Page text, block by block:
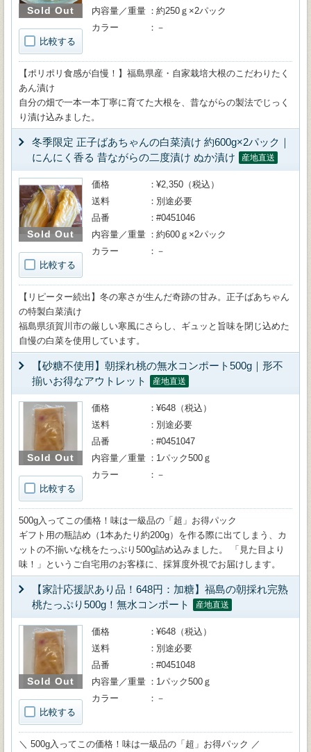
Sold Out
比較する
内容量／重量
約250ｇ×2パック
カラー
－
【ポリポリ食感が自慢！】福島県産・自家栽培大根のこだわりたく
あん漬け
自分の畑で一本一本丁寧に育てた大根を、昔ながらの製法でじっく
り漬け込みました。
冬季限定 正子ばあちゃんの白菜漬け 約600g×2パック｜
にんにく香る 昔ながらの二度漬け ぬか漬け
産地直送
Sold Out
比較する
価格
¥2,350（税込）
送料
別途必要
品番
#0451046
内容量／重量
約600ｇ×2パック
カラー
－
【リピーター続出】冬の寒さが生んだ奇跡の甘み。正子ばあちゃん
の特製白菜漬け
福島県須賀川市の厳しい寒風にさらし、ギュッと旨味を閉じ込めた
自慢の白菜を使用しています。
【砂糖不使用】朝採れ桃の無水コンポート500g｜形不
揃いお得なアウトレット
産地直送
Sold Out
比較する
価格
¥648（税込）
送料
別途必要
品番
#0451047
内容量／重量
1パック500ｇ
カラー
－
500g入ってこの価格！味は一級品の「超」お得パック
ギフト用の瓶詰め（1本あたり約200g）を作る際に出てしまう、カ
ットの不揃いな桃をたっぷり500g詰め込みました。 「見た目より
味！」というご自宅用のお客様に、採算度外視でお届けします。
【家計応援訳あり品！648円：加糖】福島の朝採れ完熟
桃たっぷり500g！無水コンポート
産地直送
Sold Out
比較する
価格
¥648（税込）
送料
別途必要
品番
#0451048
内容量／重量
1パック500ｇ
カラー
－
＼ 500g入ってこの価格！味は一級品の「超」お得パック ／